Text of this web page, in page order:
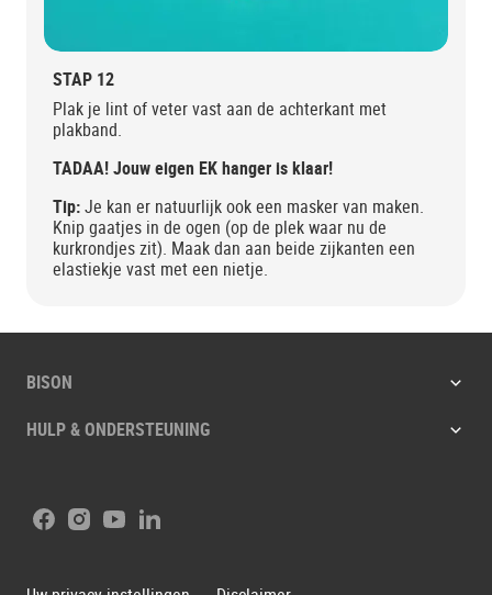
STAP 12
Plak je lint of veter vast aan de achterkant met
plakband.
TADAA! Jouw eigen EK hanger is klaar!
Tip:Je kan er natuurlijk ook een masker van maken.
Knip gaatjes in de ogen (op de plek waar nu de
kurkrondjes zit). Maak dan aan beide zijkanten een
elastiekje vast met een nietje.
BISON
HULP & ONDERSTEUNING
Facebook
Instagram
YoutubeLinkedIn